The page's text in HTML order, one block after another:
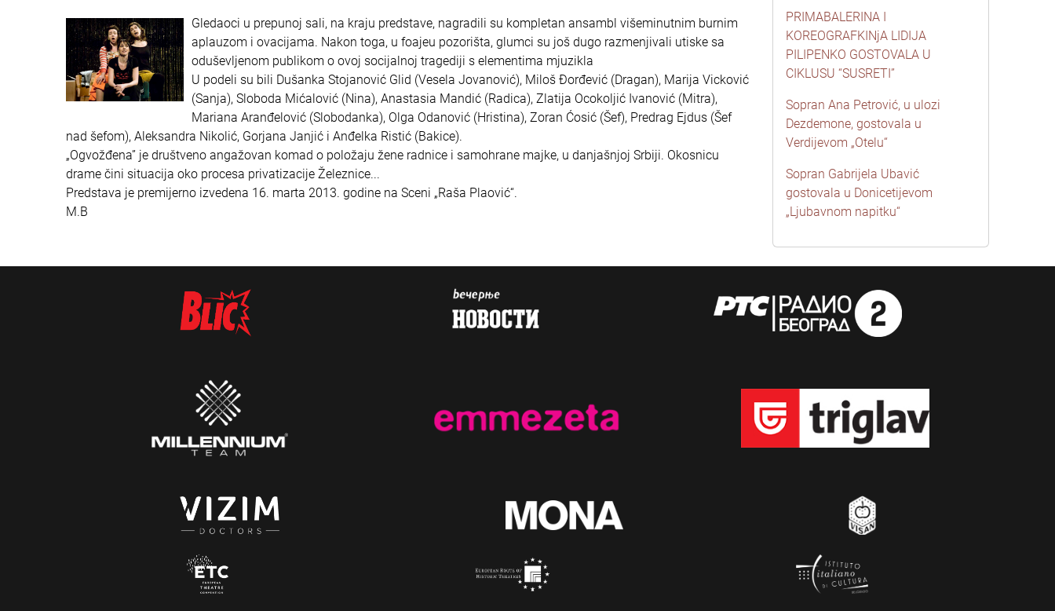
Gledaoci u prepunoj sali, na kraju predstave, nagradili su kompletan ansambl višeminutnim burnim
aplauzom i ovacijama. Nakon toga, u foajeu pozorišta, glumci su još dugo razmenjivali utiske sa
oduševljenom publikom o ovoj socijalnoj tragediji s elementima mjuzikla
U podeli su bili Dušanka Stojanović Glid (Vesela Jovanović), Miloš Đorđević (Dragan), Marija Vicković
(Sanja), Sloboda Mićalović (Nina), Anastasia Mandić (Radica), Zlatija Ocokoljić Ivanović (Mitra),
Mariana Aranđelović (Slobodanka), Olga Odanović (Hristina), Zoran Ćosić (Šef), Predrag Ejdus (Šef
nad šefom), Aleksandra Nikolić, Gorjana Janjić i Anđelka Ristić (Bakice).
„Ogvožđena” je društveno angažovan komad o položaju žene radnice i samohrane majke, u danjašnjoj Srbiji. Okosnicu
drame čini situacija oko procesa privatizacije Železnice...
Predstava je premijerno izvedena 16. marta 2013. godine na Sceni „Raša Plaović“.
M.B
PRIMABALERINA I
KOREOGRAFKINjA LIDIJA
PILIPENKO GOSTOVALA U
CIKLUSU “SUSRETI”
Sopran Ana Petrović, u ulozi
Dezdemone, gostovala u
Verdijevom „Otelu“
Sopran Gabrijela Ubavić
gostovala u Donicetijevom
„Ljubavnom napitku“